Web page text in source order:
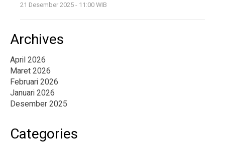
21 Desember 2025 - 11:00 WIB
Archives
April 2026
Maret 2026
Februari 2026
Januari 2026
Desember 2025
Categories